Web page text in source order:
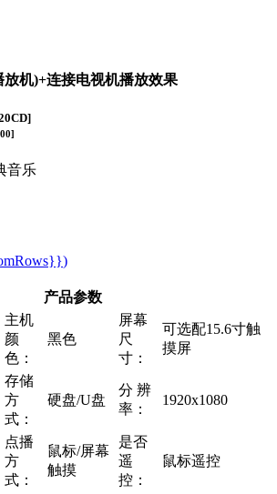
放机)+连接电视机播放效果
)
产品参数
主机
颜
色：
黑色
屏幕
尺
寸：
可选配15.6寸触
摸屏
存储
方
式：
硬盘/U盘
分 辨
率：
1920x1080
点播
方
式：
鼠标/屏幕
触摸
是否
遥
控：
鼠标遥控